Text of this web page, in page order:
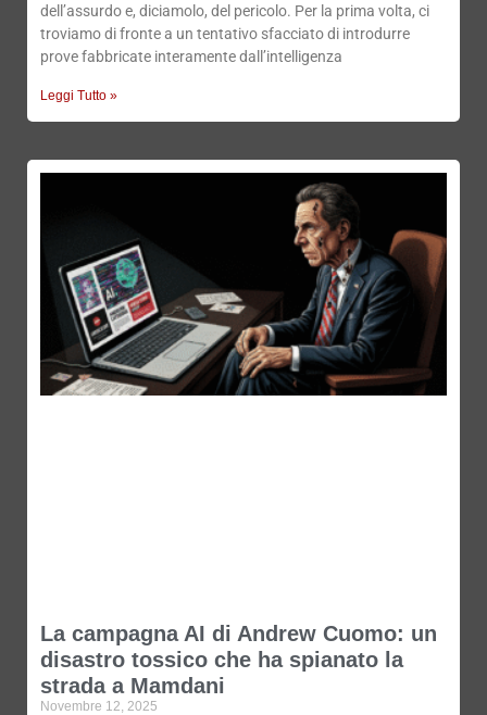
dell’assurdo e, diciamolo, del pericolo. Per la prima volta, ci
troviamo di fronte a un tentativo sfacciato di introdurre
prove fabbricate interamente dall’intelligenza
Leggi Tutto »
La campagna AI di Andrew Cuomo: un
disastro tossico che ha spianato la
strada a Mamdani
Novembre 12, 2025